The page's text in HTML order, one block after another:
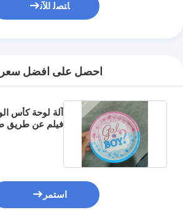
ﺎﺘﺼﻟ ﺍﻶﻧ
احصل على افضل
آلة لوحة كأس
فيلم عن طريق
استمر